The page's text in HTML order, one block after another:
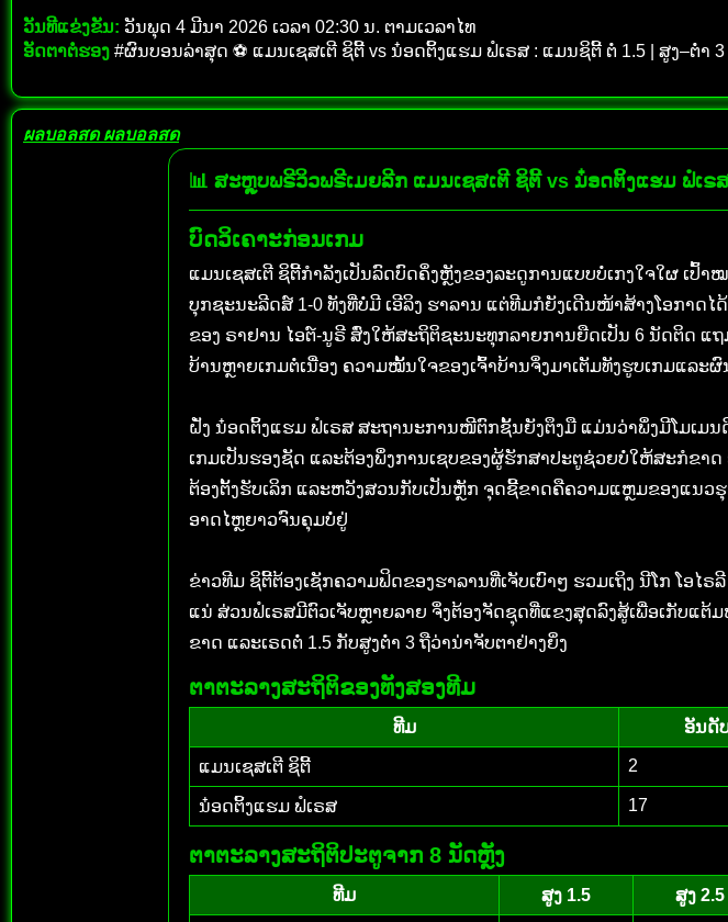
ວັນທີແຂ່ງຂັນ: ວັນພຸດ 4 ມີນາ 2026 ເວລາ 02:30 ນ. ຕາມເວລາໄທ
ອັດຕາຕໍ່ຮອງ #ຜົນບອນລ່າສຸດ ⚽ ແມນເຊສເຕີ ຊິຕີ້ vs ນ໋ອດຕິ້ງແຮມ ຟໍເຣສ : ແມນຊິຕີ້ ຕໍ່ 1.5 | ສູງ–ຕ່ຳ 3
ผลบอลสดผลบอลสด
📊 ສະຫຼຸບພຣີວິວພຣີເມຍລີກ ແມນເຊສເຕີ ຊິຕີ້ vs ນ໋ອດຕິ້ງແຮມ ຟໍເຣ
ບົດວິເຄາະກ່ອນເກມ
ແມນເຊສເຕີ ຊິຕີ້ກຳລັງເປັນລົດບົດຄຶ່ງຫຼັງຂອງລະດູການແບບບໍ່ເກງໃຈໃຜ ເປົ້
ບຸກຊະນະລີດສ໌ 1-0 ທັງທີ່ບໍ່ມີ ເອີລິງ ຮາລານ ແຕ່ທີມກໍຍັງເດີນໜ້າສ້າງໂອກາດ
ຂອງ ຣາຢານ ໄອຕ໌-ນູຣີ ສົ່ງໃຫ້ສະຖິຕິຊະນະທຸກລາຍການຍືດເປັນ 6 ນັດຕິດ
ບ້ານຫຼາຍເກມຕໍ່ເນື່ອງ ຄວາມໝັ້ນໃຈຂອງເຈົ້າບ້ານຈຶ່ງມາເຕັມທັງຮູບເກມແລະຜົ
ຝັ່ງ ນ໋ອດຕິ້ງແຮມ ຟໍເຣສ ສະຖານະການໜີຕົກຊັ້ນຍັງຕຶງມື ແມ່ນວ່າພຶ່ງມີໂມເມ
ເກມເປັນຮອງຊັດ ແລະຕ້ອງພຶ່ງການເຊບຂອງຜູ້ຮັກສາປະຕູຊ່ວຍບໍ່ໃຫ້ສະກໍຂາ
ຕ້ອງຕັ້ງຮັບເລິກ ແລະຫວັງສວນກັບເປັນຫຼັກ ຈຸດຊີ້ຂາດຄືຄວາມແຫຼມຂອງແນວ
ອາດໄຫຼຍາວຈົນຄຸມບໍ່ຢູ່
ຂ່າວທີມ ຊິຕີ້ຕ້ອງເຊັກຄວາມຟິດຂອງຮາລານທີ່ເຈັບເບົາໆ ຮວມເຖິງ ນີໂກ ໂອໄ
ແນ່ ສ່ວນຟໍເຣສມີຕົວເຈັບຫຼາຍລາຍ ຈຶ່ງຕ້ອງຈັດຊຸດທີ່ແຂງສຸດລົງສູ້ເພື່ອເກັບແ
ຂາດ ແລະເຣດຕໍ່ 1.5 ກັບສູງຕ່ຳ 3 ຖືວ່ານ່າຈັບຕາຢ່າງຍິ່ງ
ຕາຕະລາງສະຖິຕິຂອງທັງສອງທີມ
ທີມ ອັນດັ
ແມນເຊສເຕີ ຊິຕີ້ 2
ນ໋ອດຕິ້ງແຮມ ຟໍເຣສ 17
ຕາຕະລາງສະຖິຕິປະຕູຈາກ 8 ນັດຫຼັງ
ທີມ ສູງ 1.5 ສູງ 2.5